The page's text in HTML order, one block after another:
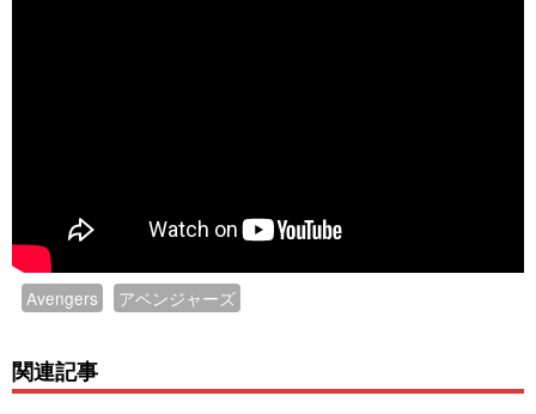
Avengers アベンジャーズ
関連記事